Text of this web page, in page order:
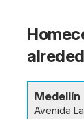
Medellín
Avenida